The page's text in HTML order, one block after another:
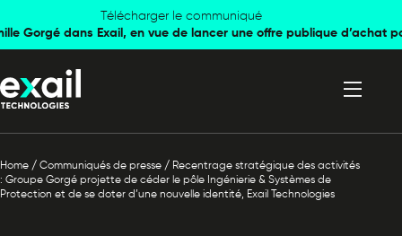
navigation
content
Télécharger le communiqué
Gorgé dans Exail, en vue de lancer une offre publique d’achat
Home / Communiqués de presse / Recentrage stratégique des activités
: Groupe Gorgé projette de céder le pôle Ingénierie & Systèmes de
Protection et de se doter d’une nouvelle identité, Exail Technologies